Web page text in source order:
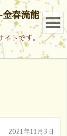
金春流能
イトです。
2021年11月3日